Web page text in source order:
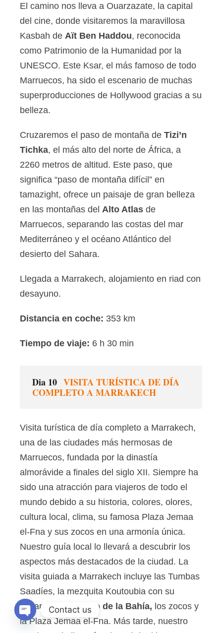
El camino nos lleva a Ouarzazate, la capital
del cine, donde visitaremos la maravillosa
Kasbah de Aït Ben Haddou, reconocida
como Patrimonio de la Humanidad por la
UNESCO. Este Ksar, el más famoso de todo
Marruecos, ha sido el escenario de muchas
superproducciones de Hollywood gracias a su
belleza.
Cruzaremos el paso de montaña de Tizi’n
Tichka, el más alto del norte de África, a
2260 metros de altitud. Este paso, que
significa “paso de montaña difícil” en
tamazight, ofrece un paisaje de gran belleza
en las montañas del Alto Atlas de
Marruecos, separando las costas del mar
Mediterráneo y el océano Atlántico del
desierto del Sahara.
Llegada a Marrakech, alojamiento en riad con
desayuno.
Distancia en coche: 353 km
Tiempo de viaje: 6 h 30 min
Dia 10 VISITA TURÍSTICA DE DÍA
COMPLETO A MARRAKECH
Visita turística de día completo a Marrakech,
una de las ciudades más hermosas de
Marruecos, fundada por la dinastía
almorávide a finales del siglo XII. Siempre ha
sido una atracción para viajeros de todo el
mundo debido a su historia, colores, olores,
cultura local, clima, su famosa Plaza Jemaa
el-Fna y sus zocos en una armonía única.
Nuestro guía local lo llevará a descubrir los
aspectos más destacados de la ciudad. La
visita guiada a Marrakech incluye las Tumbas
Saadíes, la mezquita Koutoubia con su
minarete, elPalacio de la Bahía, los zocos y
la Plaza Jemaa el-Fna. Más tarde, nuestro
Contact us
OPEN CHATY